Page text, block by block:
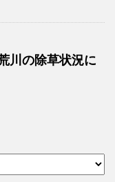
川の除草状況に